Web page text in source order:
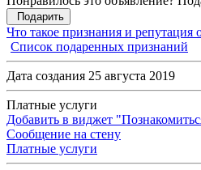
Подарить
Что такое признания и репутация
Список подаренных признаний
Дата создания 25 августа 2019
Платные услуги
Добавить в виджет
Сообщение на стену
Платные услуги